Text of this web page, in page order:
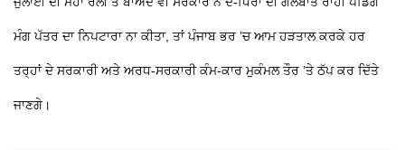
ਮੰਗ ਪੱਤਰ ਦਾ ਨਿਪਟਾਰਾ ਨਾ ਕੀਤਾ, ਤਾਂ ਪੰਜਾਬ ਭਰ ’ਚ ਆਮ ਹੜਤਾਲ ਕਰਕੇ ਹਰ
ਤਰ੍ਹਾਂ ਦੇ ਸਰਕਾਰੀ ਅਤੇ ਅਰਧ-ਸਰਕਾਰੀ ਕੰਮ-ਕਾਰ ਮੁਕੰਮਲ ਤੌਰ ’ਤੇ ਠੱਪ ਕਰ ਦਿੱਤੇ
ਜਾਣਗੇ।